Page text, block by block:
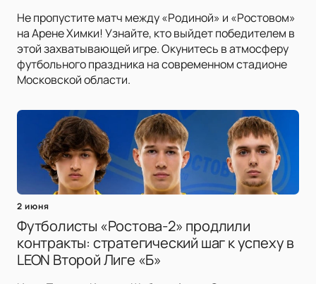
Не пропустите матч между «Родиной» и «Ростовом»
на Арене Химки! Узнайте, кто выйдет победителем в
этой захватывающей игре. Окунитесь в атмосферу
футбольного праздника на современном стадионе
Московской области.
2 июня
Футболисты «Ростова-2» продлили
контракты: стратегический шаг к успеху в
LEON Второй Лиге «Б»